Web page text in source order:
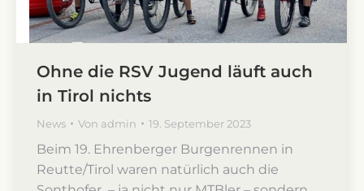
Ohne die RSV Jugend läuft auch
in Tirol nichts
News Von admin 19. September 2023
Beim 19. Ehrenberger Burgenrennen in
Reutte/Tirol waren natürlich auch die